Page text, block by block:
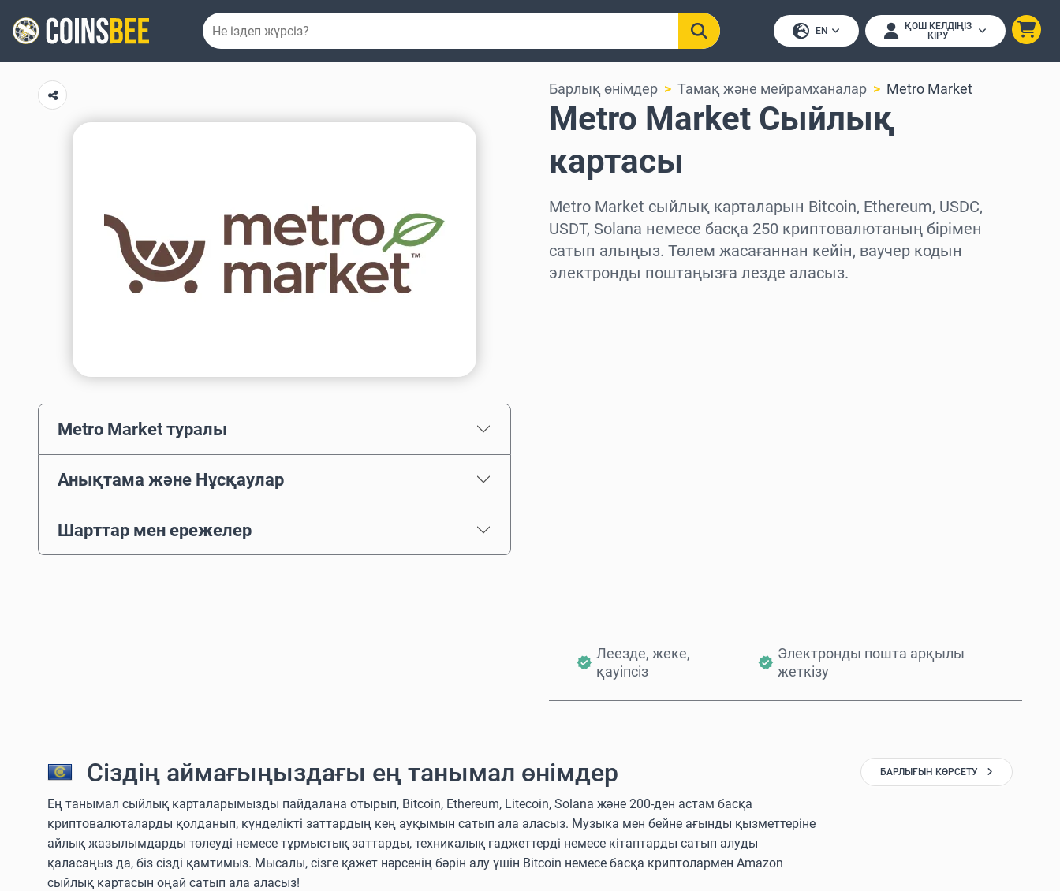
EN
ҚОШ КЕЛДІҢІЗ
КІРУ
Metro Market туралы
Анықтама және Нұсқаулар
Шарттар мен ережелер
Барлық өнімдер Тамақ және мейрамханалар Metro Market
Metro Market Сыйлық
картасы
Metro Market сыйлық карталарын Bitcoin, Ethereum, USDC,
USDT, Solana немесе басқа 250 криптовалютаның бірімен
сатып алыңыз. Төлем жасағаннан кейін, ваучер кодын
электронды поштаңызға лезде аласыз.
Леезде, жеке,
қауіпсіз
Электронды пошта арқылы
жеткізу
Сіздің аймағыңыздағы ең танымал өнімдер
Ең танымал сыйлық карталарымызды пайдалана отырып, Bitcoin, Ethereum, Litecoin, Solana және 200-ден астам басқа
криптовалюталарды қолданып, күнделікті заттардың кең ауқымын сатып ала аласыз. Музыка мен бейне ағынды қызметтеріне
айлық жазылымдарды төлеуді немесе тұрмыстық заттарды, техникалық гаджеттерді немесе кітаптарды сатып алуды
қаласаңыз да, біз сізді қамтимыз. Мысалы, сізге қажет нәрсенің бәрін алу үшін Bitcoin немесе басқа криптолармен Amazon
сыйлық картасын оңай сатып ала аласыз!
БАРЛЫҒЫН КӨРСЕТУ